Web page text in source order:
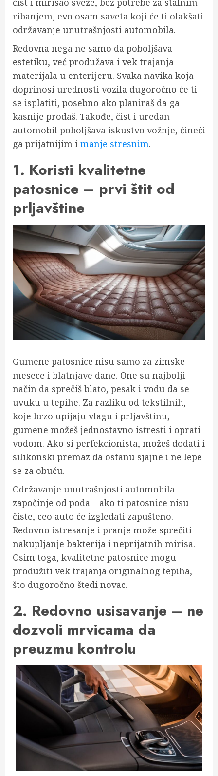
čist i mirisao sveže, bez potrebe za stalnim
ribanjem, evo osam saveta koji će ti olakšati
održavanje unutrašnjosti automobila.
Redovna nega ne samo da poboljšava
estetiku, već produžava i vek trajanja
materijala u enterijeru. Svaka navika koja
doprinosi urednosti vozila dugoročno će ti
se isplatiti, posebno ako planiraš da ga
kasnije prodaš. Takođe, čist i uredan
automobil poboljšava iskustvo vožnje, čineći
ga prijatnijim i manje stresnim.
1. Koristi kvalitetne
patosnice – prvi štit od
prljavštine
Gumene patosnice nisu samo za zimske
mesece i blatnjave dane. One su najbolji
način da sprečiš blato, pesak i vodu da se
uvuku u tepihe. Za razliku od tekstilnih,
koje brzo upijaju vlagu i prljavštinu,
gumene možeš jednostavno istresti i oprati
vodom. Ako si perfekcionista, možeš dodati i
silikonski premaz da ostanu sjajne i ne lepe
se za obuću.
Održavanje unutrašnjosti automobila
započinje od poda – ako ti patosnice nisu
čiste, ceo auto će izgledati zapušteno.
Redovno istresanje i pranje može sprečiti
nakupljanje bakterija i neprijatnih mirisa.
Osim toga, kvalitetne patosnice mogu
produžiti vek trajanja originalnog tepiha,
što dugoročno štedi novac.
2. Redovno usisavanje – ne
dozvoli mrvicama da
preuzmu kontrolu